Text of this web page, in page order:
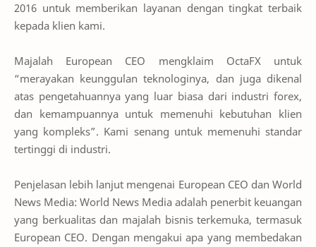
2016 untuk memberikan layanan dengan tingkat terbaik
kepada klien kami.
Majalah European CEO mengklaim OctaFX untuk
“merayakan keunggulan teknologinya, dan juga dikenal
atas pengetahuannya yang luar biasa dari industri forex,
dan kemampuannya untuk memenuhi kebutuhan klien
yang kompleks”. Kami senang untuk memenuhi standar
tertinggi di industri.
Penjelasan lebih lanjut mengenai European CEO dan World
News Media: World News Media adalah penerbit keuangan
yang berkualitas dan majalah bisnis terkemuka, termasuk
European CEO. Dengan mengakui apa yang membedakan